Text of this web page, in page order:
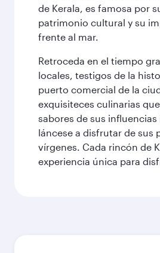
de Kerala, es famosa por
patrimonio cultural y su
frente al mar.
Retroceda en el tiempo
locales, testigos de la
puerto comercial de la
exquisiteces culinarias
sabores de sus
láncese a disfrutar de sus
vírgenes. Cada rincón de
experiencia única para